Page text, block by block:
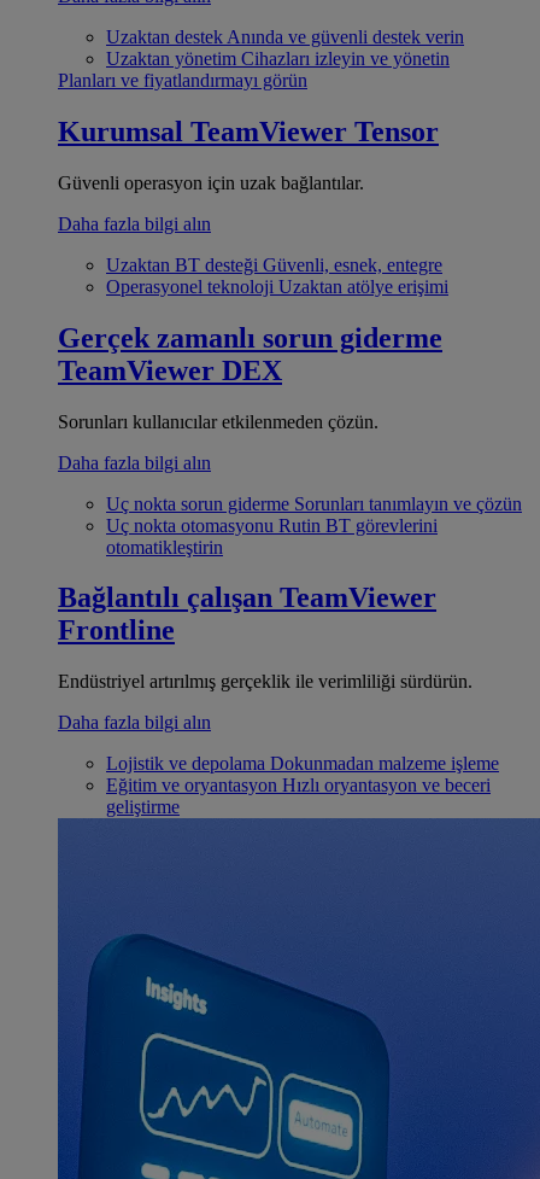
Uzaktan destek Anında ve güvenli destek verin
Uzaktan yönetim Cihazları izleyin ve yönetin
Planları ve fiyatlandırmayı görün
Kurumsal TeamViewer Tensor
Güvenli operasyon için uzak bağlantılar.
Daha fazla bilgi alın
Uzaktan BT desteği Güvenli, esnek, entegre
Operasyonel teknoloji Uzaktan atölye erişimi
Gerçek zamanlı sorun giderme
TeamViewer DEX
Sorunları kullanıcılar etkilenmeden çözün.
Daha fazla bilgi alın
Uç nokta sorun giderme Sorunları tanımlayın ve çözün
Uç nokta otomasyonu Rutin BT görevlerini
otomatikleştirin
Bağlantılı çalışan TeamViewer
Frontline
Endüstriyel artırılmış gerçeklik ile verimliliği sürdürün.
Daha fazla bilgi alın
Lojistik ve depolama Dokunmadan malzeme işleme
Eğitim ve oryantasyon Hızlı oryantasyon ve beceri
geliştirme